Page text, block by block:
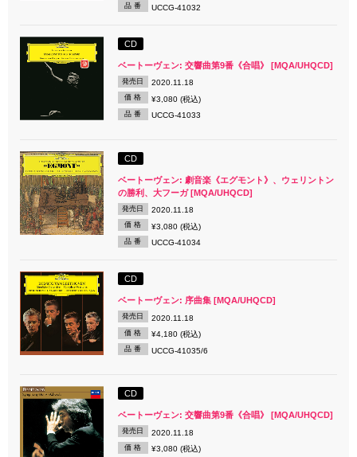
品 番 UCCG-41032
CD
ベートーヴェン: 交響曲第9番《合唱》 [MQA/UHQCD]
発売日 2020.11.18
価 格 ¥3,080 (税込)
品 番 UCCG-41033
CD
ベートーヴェン: 劇音楽《エグモント》、ウェリントン
の勝利、大フーガ [MQA/UHQCD]
発売日 2020.11.18
価 格 ¥3,080 (税込)
品 番 UCCG-41034
CD
ベートーヴェン: 序曲集 [MQA/UHQCD]
発売日 2020.11.18
価 格 ¥4,180 (税込)
品 番 UCCG-41035/6
CD
ベートーヴェン: 交響曲第9番《合唱》 [MQA/UHQCD]
発売日 2020.11.18
価 格 ¥3,080 (税込)